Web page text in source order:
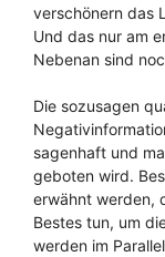
verschönern das
Und das nur am
Nebenan sind
Die sozusagen
sagenhaft und
geboten wird.
erwähnt werden,
Bestes tun, um
werden im